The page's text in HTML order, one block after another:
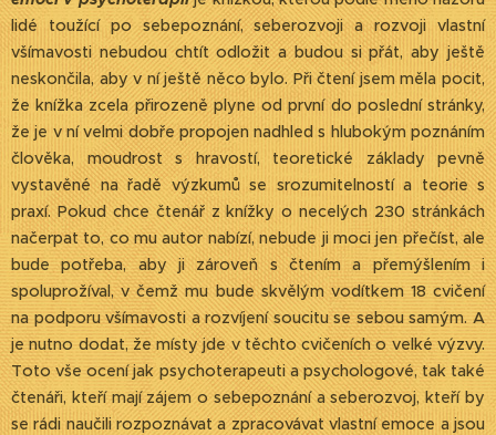
lidé toužící po sebepoznání, seberozvoji a rozvoji vlastní
všímavosti nebudou chtít odložit a budou si přát, aby ještě
neskončila, aby v ní ještě něco bylo. Při čtení jsem měla pocit,
že knížka zcela přirozeně plyne od první do poslední stránky,
že je v ní velmi dobře propojen nadhled s hlubokým poznáním
člověka, moudrost s hravostí, teoretické základy pevně
vystavěné na řadě výzkumů se srozumitelností a teorie s
praxí. Pokud chce čtenář z knížky o necelých 230 stránkách
načerpat to, co mu autor nabízí, nebude ji moci jen přečíst, ale
bude potřeba, aby ji zároveň s čtením a přemýšlením i
spoluprožíval, v čemž mu bude skvělým vodítkem 18 cvičení
na podporu všímavosti a rozvíjení soucitu se sebou samým. A
je nutno dodat, že místy jde v těchto cvičeních o velké výzvy.
Toto vše ocení jak psychoterapeuti a psychologové, tak také
čtenáři, kteří mají zájem o sebepoznání a seberozvoj, kteří by
se rádi naučili rozpoznávat a zpracovávat vlastní emoce a jsou